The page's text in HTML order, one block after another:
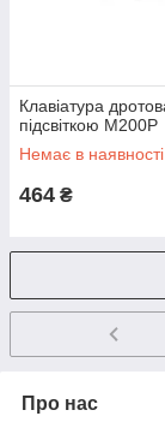
Клавіатура
підсвіткою M200P
Немає в наявності
464 ₴
Про нас